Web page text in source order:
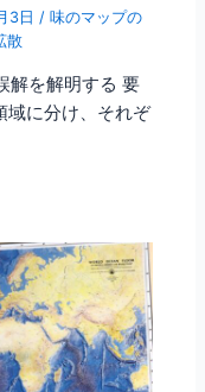
3日 /味のマップの
散
解を解明する 要
域に分け、それぞ